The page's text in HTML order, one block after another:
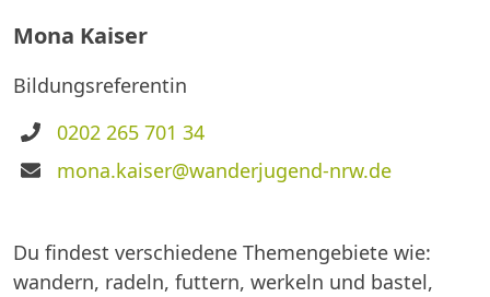
Mona Kaiser
Bildungsreferentin
Telefon
0202 265 701 34
E-
mona.kaiser@wanderjugend-nrw.de
Du findest verschiedene Themengebiete wie:
wandern, radeln, futtern, werkeln und bastel,